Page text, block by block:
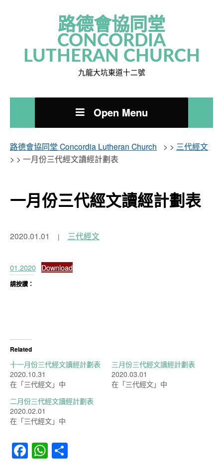
路德會協同堂
CONCORDIA
LUTHERAN CHURCH
九龍大坑東道十二號
Open Menu
路德會協同堂 Concordia Lutheran Church > > 三代經文
> > 一月份三代經文讀經計劃表
一月份三代經文讀經計劃表
2020.01.01 三代經文
01.2020 Download
請按讚：
Related
十一月份三代經文讀經計劃表
2020.10.31
在「三代經文」中
三月份三代經文讀經計劃表
2020.03.01
在「三代經文」中
二月份三代經文讀經計劃表
2020.02.01
在「三代經文」中
Facebook
WhatsApp